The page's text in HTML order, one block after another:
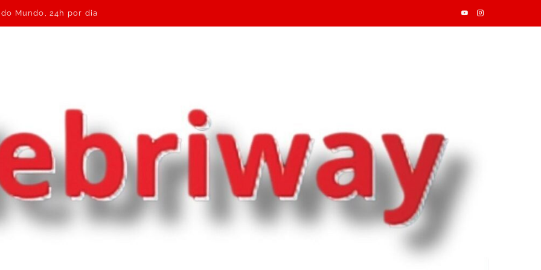
Mundo, 24h por dia